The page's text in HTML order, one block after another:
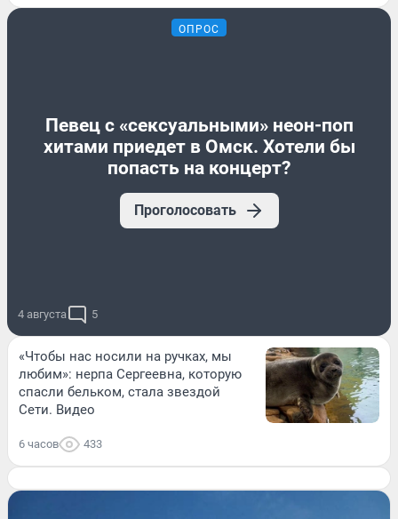
ОПРОС
Певец с «сексуальными» неон-поп
хитами приедет в Омск. Хотели бы
попасть на концерт?
Проголосовать
4 августа 5
«Чтобы нас носили на ручках, мы
любим»: нерпа Сергеевна, которую
спасли бельком, стала звездой
Сети. Видео
6 часов 433